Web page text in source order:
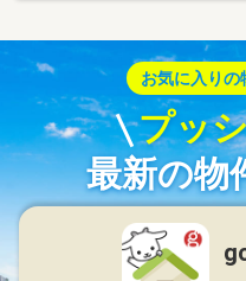
お気に入りの
プッ
最新の物